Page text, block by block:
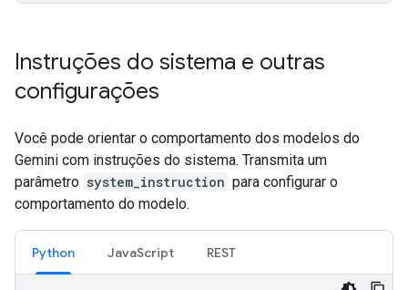
Instruções do sistema e outras
configurações
Você pode orientar o comportamento dos modelos do
Gemini com instruções do sistema. Transmita um
parâmetro system_instruction para configurar o
comportamento do modelo.
Python JavaScript REST